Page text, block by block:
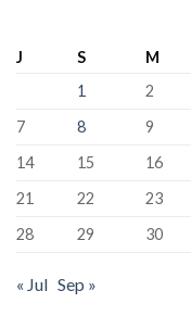
J S M
1
2
7
8 9
14
15 16
21
22 23
28
29 30
« Jul Sep »